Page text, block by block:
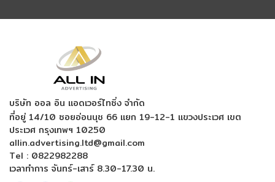
บริษัท ออล อิน แอดเวอร์ไทซิ่ง จำกัด
ที่อยู่ 14/10 ซอยอ่อนนุช 66 แยก 19-12-1 แขวงประเวศ เขต
ประเวศ กรุงเทพฯ 10250
allin.advertising.ltd@gmail.com
Tel : 0822982288
เวลาทำการ จันทร์-เสาร์ 8.30-17.30 น.